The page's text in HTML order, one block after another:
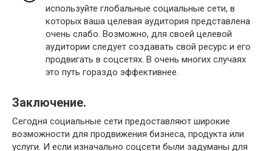
используйте глобальные социальные сети, в
которых ваша целевая аудитория представлена
очень слабо. Возможно, для своей целевой
аудитории следует создавать свой ресурс и его
продвигать в соцсетях. В очень многих случаях
это путь гораздо эффективнее.
Заключение.
Сегодня социальные сети предоставляют широкие
возможности для продвижения бизнеса, продукта или
услуги. И если изначально соцсети были задуманы для